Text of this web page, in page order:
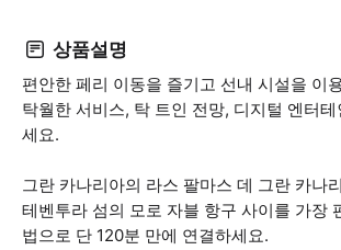
상품설명
편안한 페리 이동을 즐기고 선내 시설을 이
탁월한 서비스, 탁 트인 전망, 디지털 엔터
세요.
그란 카나리아의 라스 팔마스 데 그란 카나
테벤투라 섬의 모로 자블 항구 사이를 가장
법으로 단 120분 만에 연결하세요.